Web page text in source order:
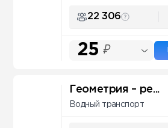
22 306
25 ₽
Геометрия – ре...
Водный транспорт